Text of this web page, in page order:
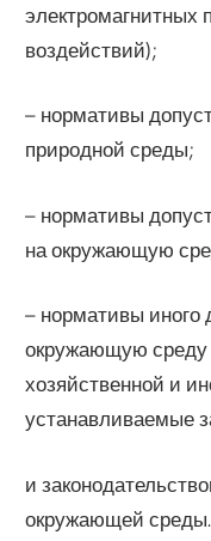
электромагнитных
воздействий);
– нормативы
природной среды;
– нормативы
на окружающую
– нормативы иного
окружающую среду
хозяйственной и
устанавливаемые
и
окружающей среды.